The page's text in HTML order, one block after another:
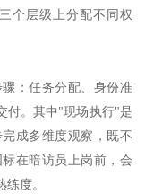
个层级上分配不同权
：任务分配、身份准
付。其中 "现场执行"是
成多维度观察，既不
在暗访员上岗前，会
度。